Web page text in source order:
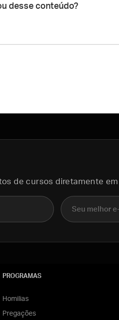
desse conteúdo?
de cursos diretamente
E-mail
PROGRAMAS
Homilias
Pregações